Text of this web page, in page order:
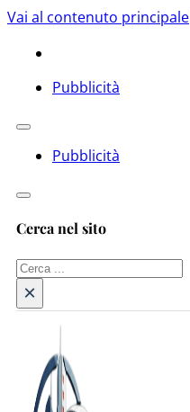
Vai al contenuto principale
Pubblicità
Pubblicità
Cerca nel sito
Cerca
×